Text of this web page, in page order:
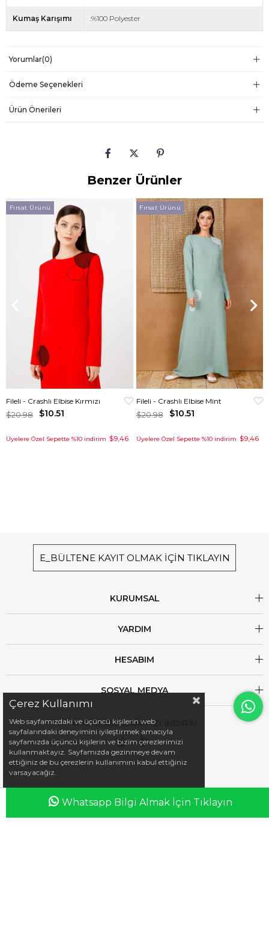
Kumaş Karışımı :%100 Polyester
Yorumlar(0)
Ödeme Seçenekleri
Ürün Önerileri
Benzer Ürünler
Fileli - Crashlı Elbise Kırmızı
$10.51
$20.98
Fırsat Ürünü
Üyelere Özel Sepette %10 indirim $9,46
Fileli - Crashlı Elbise Mint
$10.51
$20.98
Fırsat Ürünü
Üyelere Özel Sepette %10 indirim $9,46
E_BÜLTENE KAYIT OLMAK İÇİN TIKLAYIN
KURUMSAL
YARDIM
HESABIM
SOSYAL MEDYA
UYGULAMALARIMIZI İNDİRİN
Whatsapp Bilgi Almak İçin Tıklayın
Çerez Kullanımı
Web sayfamızdaki ve üçüncü kişilerin web
sayfalarındaki deneyimini iyileştirmek amacıyla
sayfamızda üçüncü kişilerin ve bizim çerezlerimizi
kullanmaktayız. Sayfamızda gezinmeye devam
ettiğiniz de bu çerezlerin kullanımını kabul ettiğiniz
varsayacağız.
Anasayfa Favorilerim Sepetim Üye Girişi